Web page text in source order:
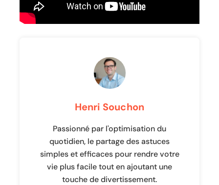
Henri Souchon
Passionné par l'optimisation du
quotidien, le partage des astuces
simples et efficaces pour rendre votre
vie plus facile tout en ajoutant une
touche de divertissement.